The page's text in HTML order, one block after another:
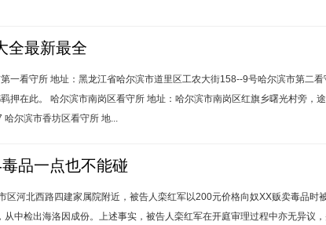
增值税专用发票，单位负责人判缓刑；
全最新最全
一看守所 地址：黑龙江省哈尔滨市道里区工农大街158--9号哈尔滨市第二
押在此。 哈尔滨市南岗区看守所 地址：哈尔滨市南岗区红旗乡曙光村旁，
尔滨市香坊区看守所 地...
品一点也不能碰
区河北西路四建家属院附近，被告人栾红军以200元价格向奴XX贩卖毒品
中检出海洛因成份。上述事实，被告人栾红军在开庭审理过程中亦无异议